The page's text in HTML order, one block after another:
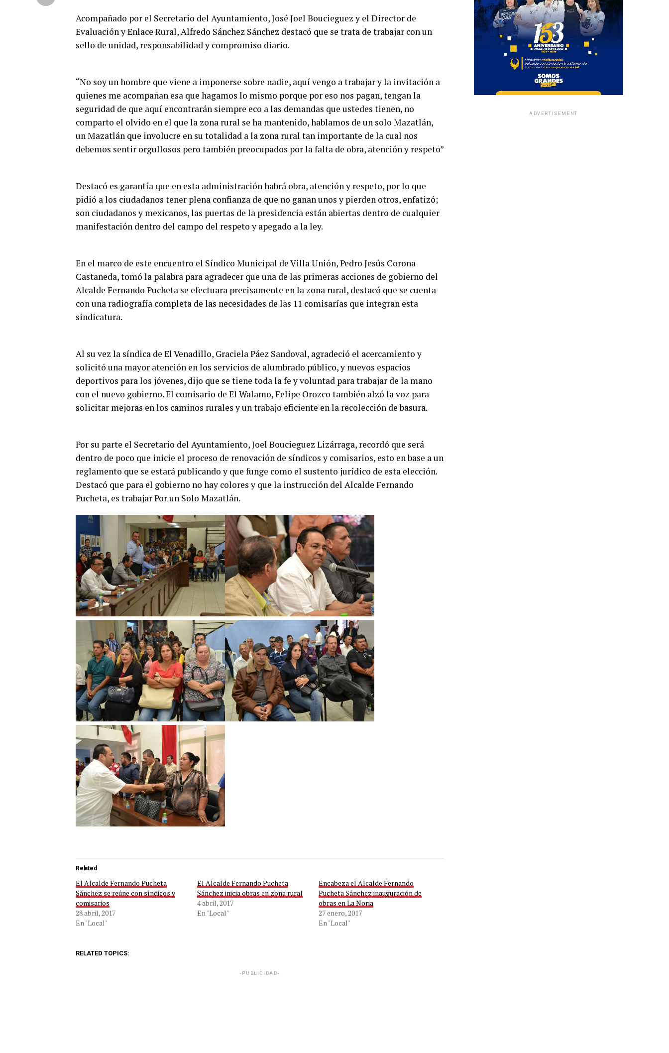
Acompañado por el Secretario del Ayuntamiento, José Joel Boucieguez y el Director de
Evaluación y Enlace Rural, Alfredo Sánchez Sánchez destacó que se trata de trabajar con un
sello de unidad, responsabilidad y compromiso diario.
“No soy un hombre que viene a imponerse sobre nadie, aquí vengo a trabajar y la invitación a
quienes me acompañan esa que hagamos lo mismo porque por eso nos pagan, tengan la
seguridad de que aquí encontrarán siempre eco a las demandas que ustedes tienen, no
comparto el olvido en el que la zona rural se ha mantenido, hablamos de un solo Mazatlán,
un Mazatlán que involucre en su totalidad a la zona rural tan importante de la cual nos
debemos sentir orgullosos pero también preocupados por la falta de obra, atención y respeto”
Destacó es garantía que en esta administración habrá obra, atención y respeto, por lo que
pidió a los ciudadanos tener plena confianza de que no ganan unos y pierden otros, enfatizó;
son ciudadanos y mexicanos, las puertas de la presidencia están abiertas dentro de cualquier
manifestación dentro del campo del respeto y apegado a la ley.
En el marco de este encuentro el Síndico Municipal de Villa Unión, Pedro Jesús Corona
Castañeda, tomó la palabra para agradecer que una de las primeras acciones de gobierno del
Alcalde Fernando Pucheta se efectuara precisamente en la zona rural, destacó que se cuenta
con una radiografía completa de las necesidades de las 11 comisarías que integran esta
sindicatura.
Al su vez la síndica de El Venadillo, Graciela Páez Sandoval, agradeció el acercamiento y
solicitó una mayor atención en los servicios de alumbrado público, y nuevos espacios
deportivos para los jóvenes, dijo que se tiene toda la fe y voluntad para trabajar de la mano
con el nuevo gobierno. El comisario de El Walamo, Felipe Orozco también alzó la voz para
solicitar mejoras en los caminos rurales y un trabajo eficiente en la recolección de basura.
Por su parte el Secretario del Ayuntamiento, Joel Boucieguez Lizárraga, recordó que será
dentro de poco que inicie el proceso de renovación de síndicos y comisarios, esto en base a un
reglamento que se estará publicando y que funge como el sustento jurídico de esta elección.
Destacó que para el gobierno no hay colores y que la instrucción del Alcalde Fernando
Pucheta, es trabajar Por un Solo Mazatlán.
Related
El Alcalde Fernando Pucheta
Sánchez se reúne con síndicos y
comisarios
28 abril, 2017
En "Local"
El Alcalde Fernando Pucheta
Sánchez inicia obras en zona rural
4 abril, 2017
En "Local"
Encabeza el Alcalde Fernando
Pucheta Sánchez inauguración de
obras en La Noria
27 enero, 2017
En "Local"
RELATED TOPICS:
-PUBLICIDAD-
ADVERTISEMENT